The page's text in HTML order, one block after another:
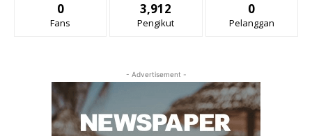
0
Fans
3,912
Pengikut
0
Pelanggan
- Advertisement -